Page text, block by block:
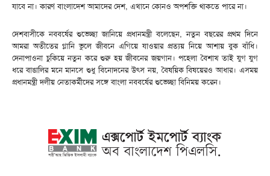
যাবে না। কারণ বাংলাদেশ আমাদের দেশ, এখানে কোনও অপশক্তি থাকতে পারে না।
দেশবাসীকে নববর্ষের শুভেচ্ছা জানিয়ে প্রধানমন্ত্রী বলেছেন, নতুন বছরের প্রথম দিনে
আমরা অতীতের গ্লানি ভুলে জীবনে এগিয়ে যাওয়ার প্রত্যয় নিয়ে আশায় বুক বাঁধি।
দেনাপাওনা চুকিয়ে নতুন করে শুরু হয় জীবনের জয়গান। পহেলা বৈশাখ তাই যুগ যুগ
ধরে বাঙালির মনে মানসে শুধু বিনোদনের উৎস নয়, বৈষয়িক বিষয়েরও আধার। এসময়
প্রধানমন্ত্রী দলীয় নেতাকর্মীদের সঙ্গে বাংলা নববর্ষের শুভেচ্ছা বিনিময় করেন।